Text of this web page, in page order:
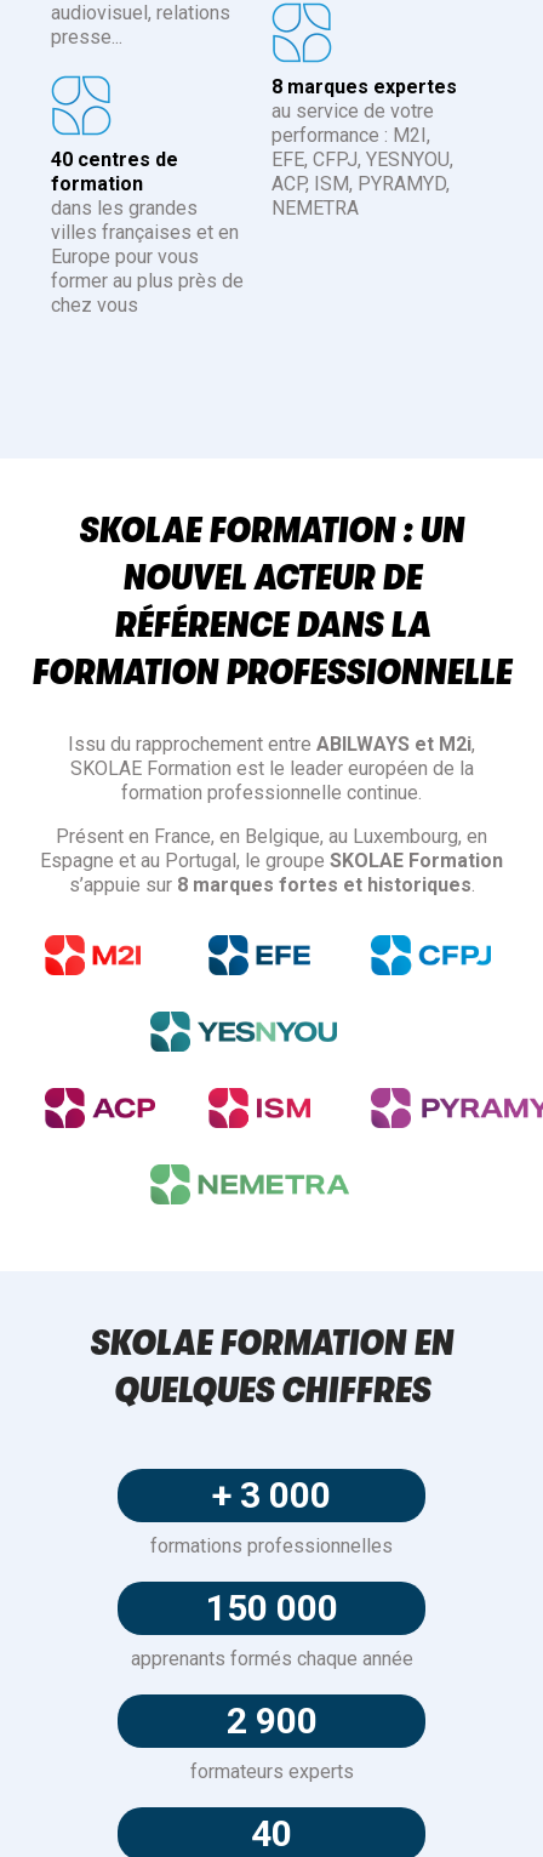
audiovisuel, relations
presse...
40 centres de
formation
dans les grandes
villes françaises et en
Europe pour vous
former au plus près de
chez vous
8 marques expertes
au service de votre
performance : M2I,
EFE, CFPJ, YESNYOU,
ACP, ISM, PYRAMYD,
NEMETRA
SKOLAE FORMATION : UN
NOUVEL ACTEUR DE
RÉFÉRENCE DANS LA
FORMATION PROFESSIONNELLE
Issu du rapprochement entre ABILWAYS et M2i,
SKOLAE Formation est le leader européen de la
formation professionnelle continue.
Présent en France, en Belgique, au Luxembourg, en
Espagne et au Portugal, le groupe SKOLAE Formation
s’appuie sur 8 marques fortes et historiques.
SKOLAE FORMATION EN
QUELQUES CHIFFRES
+ 3 000
formations professionnelles
150 000
apprenants formés chaque année
2 900
formateurs experts
40